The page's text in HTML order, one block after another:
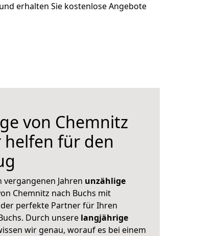
und erhalten Sie kostenlose Angebote
von Chemnitz
helfen für den
Jahren unzählige
Chemnitz nach Buchs mit
perfekte Partner für Ihren
Durch unsere langjährige
wir genau, worauf es bei einem